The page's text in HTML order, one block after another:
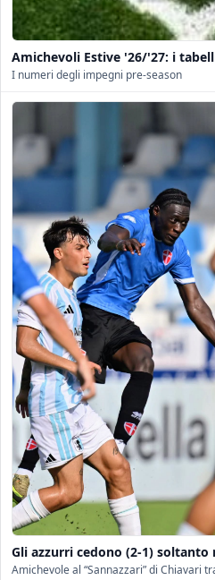
Amichevoli Estive '26/'27: i
I numeri degli impegni pre-season
Gli azzurri cedono (2-1) soltanto
Amichevole al “Sannazzari” di Chiavari